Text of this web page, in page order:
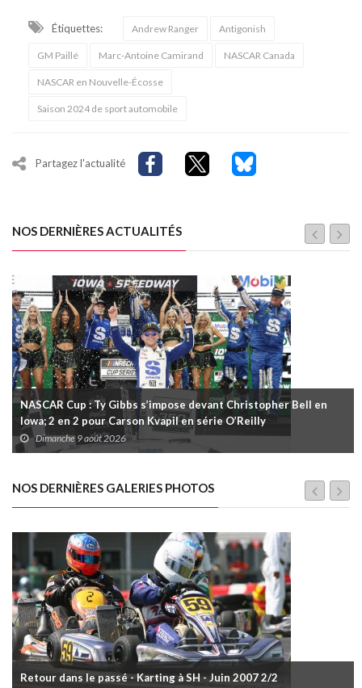
Étiquettes: Andrew Ranger Antigonish
GM Paillé Marc-Antoine Camirand NASCAR Canada
NASCAR en Nouvelle-Écosse
Saison 2024 de sport automobile
Partagez l'actualité
NOS DERNIÈRES ACTUALITÉS
NASCAR Cup : Ty Gibbs s’impose devant Christopher Bell en
Iowa; 2 en 2 pour Carson Kvapil en série O’Reilly
Dimanche 9 août 2026
NOS DERNIÈRES GALERIES PHOTOS
Retour dans le passé - Karting à SH - Juin 2007 2/2